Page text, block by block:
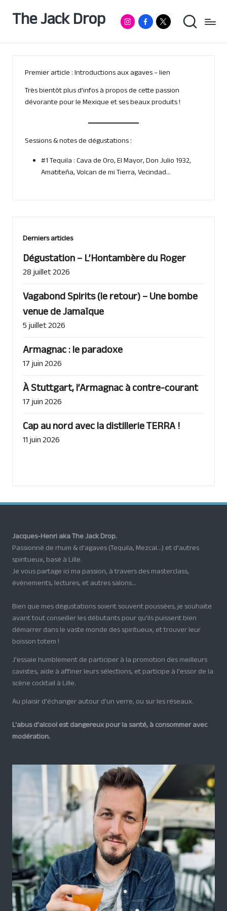
The Jack Drop
Passionné
spiritueux,
InstagramFacebook
RumX
App
Premier article : Introductions aux agaves –lien
Très bientôt plus d’infos à propos de cette passion
dévorante pour le Mexique et ses beaux produits !
Sessions & notes de dégustations :
#1 Tequila : Cava de Oro, El Mayor, Don Julio 1932,
Amatiteña, Volcan de mi Tierra, Vecindad…
Derniers articles
Dégustation – L’Hontambère du Roger
28 juillet 2026
Vagabond Spirits (le retour) – Une bombe
venue de Jamaïque
5 juillet 2026
Armagnac : le paradoxe
17 juin 2026
À Stuttgart, l’Armagnac à contre-courant
17 juin 2026
Cap au nord avec la distillerie TERRA !
11 juin 2026
Jacques-Henri aka The Jack Drop.
Passionné de rhum & d'agaves (Tequila, Mezcal...) et d'autres
spiritueux, basé à Lille.
Je vous partage ici ma passion, à travers des masterclass,
évènements, lectures, et autres salons...
Bien que mes dégustations soient souvent poussées, je souhaite
avant tout conseiller les débutants pour qu'ils puissent bien
démarrer dans le vaste monde des spiritueux, et trouver leur
boisson totem !
J'essaie humblement de participer à la promotion des meilleurs
cavistes, aide à affiner leurs sélections, et participe à l'essor de la
scène cocktail à Lille.
Au plaisir d'échanger autour d'un verre, ou sur les réseaux.
L'abus d'alcool est dangereux pour la santé, à consommer avec
modération.